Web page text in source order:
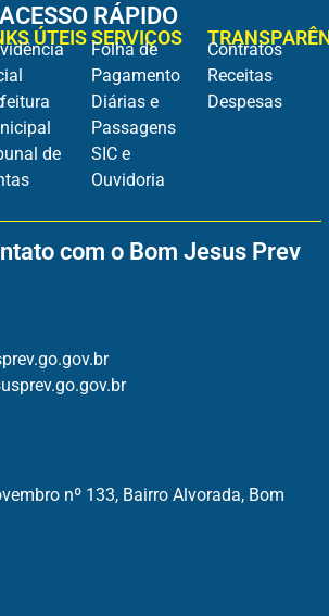
ACESSO RÁPIDO
ÚTEIS
de
SERVIÇOS
Folha de
Pagamento
Diárias e
Passagens
SIC e
Ouvidoria
Contratos
Receitas
Despesas
com o Bom Jesus Prev
nº 133, Bairro Alvorada, Bom